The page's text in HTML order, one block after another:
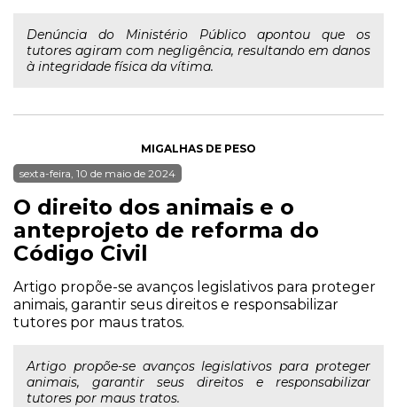
Denúncia do Ministério Público apontou que os
tutores agiram com negligência, resultando em danos
à integridade física da vítima.
MIGALHAS DE PESO
sexta-feira, 10 de maio de 2024
O direito dos animais e o
anteprojeto de reforma do
Código Civil
Artigo propõe-se avanços legislativos para proteger
animais, garantir seus direitos e responsabilizar
tutores por maus tratos.
Artigo propõe-se avanços legislativos para proteger
animais, garantir seus direitos e responsabilizar
tutores por maus tratos.